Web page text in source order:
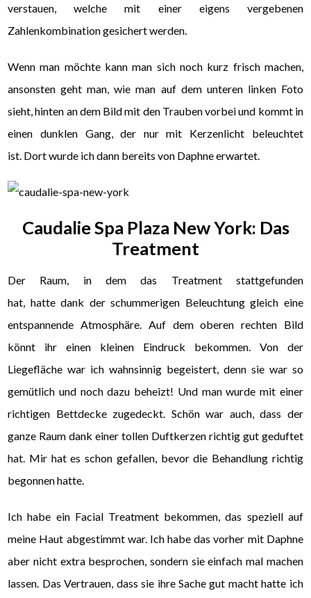
verstauen, welche mit einer eigens vergebenen
Zahlenkombination gesichert werden.
Wenn man möchte kann man sich noch kurz frisch machen,
ansonsten geht man, wie man auf dem unteren linken Foto
sieht, hinten an dem Bild mit den Trauben vorbei und kommt in
einen dunklen Gang, der nur mit Kerzenlicht beleuchtet
ist. Dort wurde ich dann bereits von Daphne erwartet.
Caudalie Spa Plaza New York: Das
Treatment
Der Raum, in dem das Treatment stattgefunden
hat, hatte dank der schummerigen Beleuchtung gleich eine
entspannende Atmosphäre. Auf dem oberen rechten Bild
könnt ihr einen kleinen Eindruck bekommen. Von der
Liegefläche war ich wahnsinnig begeistert, denn sie war so
gemütlich und noch dazu beheizt! Und man wurde mit einer
richtigen Bettdecke zugedeckt. Schön war auch, dass der
ganze Raum dank einer tollen Duftkerzen richtig gut geduftet
hat. Mir hat es schon gefallen, bevor die Behandlung richtig
begonnen hatte.
Ich habe ein Facial Treatment bekommen, das speziell auf
meine Haut abgestimmt war. Ich habe das vorher mit Daphne
aber nicht extra besprochen, sondern sie einfach mal machen
lassen. Das Vertrauen, dass sie ihre Sache gut macht hatte ich